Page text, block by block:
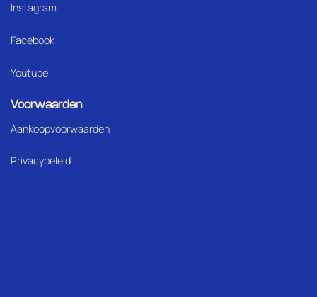
Instagram
Facebook
Youtube
Voorwaarden
Aankoopvoorwaarden
Privacybeleid